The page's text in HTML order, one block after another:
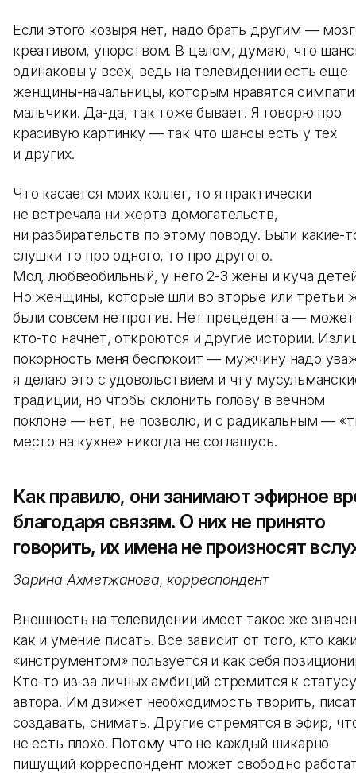
Если этого козыря нет, надо брать другим —
креативом, упорством. В целом, думаю, что
одинаковы у всех, ведь на телевидении есть еще
женщины-начальницы, которым нравятся
мальчики. Да-да, так тоже бывает. Я говорю про
красивую картинку — так что шансы есть у тех
и других.
Что касается моих коллег, то я практически
не встречала ни жертв домогательств,
ни разбирательств по этому поводу. Были какие-
слушки то про одного, то про другого.
Мол, любвеобильный, у него 2-3 жены и куча
Но женщины, которые шли во вторые или третьи
были совсем не против. Нет прецедента —
кто-то начнет, откроются и другие истории.
покорность меня беспокоит — мужчину надо
я делаю это с удовольствием и чту
традиции, но чтобы склонить голову в вечном
поклоне — нет, не позволю, и с радикальным —
место на кухне» никогда не соглашусь.
Как правило, они занимают эфирное
благодаря связям. О них не принято
говорить, их имена не произносят
Зарина Ахметжанова, корреспондент
Внешность на телевидении имеет такое же
как и умение писать. Все зависит от того, кто
«инструментом» пользуется и как себя
Кто-то из-за личных амбиций стремится к статусу
автора. Им движет необходимость творить,
создавать, снимать. Другие стремятся в эфир,
не есть плохо. Потому что не каждый шикарно
пишущий корреспондент может свободно